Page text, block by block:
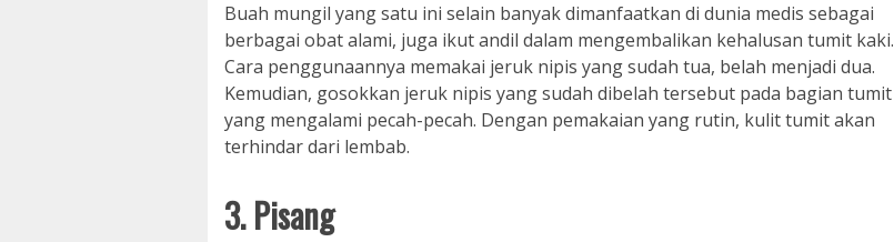
Buah mungil yang satu ini selain banyak dimanfaatkan di dunia medis sebagai
berbagai obat alami, juga ikut andil dalam mengembalikan kehalusan tumit kaki.
Cara penggunaannya memakai jeruk nipis yang sudah tua, belah menjadi dua.
Kemudian, gosokkan jeruk nipis yang sudah dibelah tersebut pada bagian tumit
yang mengalami pecah-pecah. Dengan pemakaian yang rutin, kulit tumit akan
terhindar dari lembab.
3. Pisang